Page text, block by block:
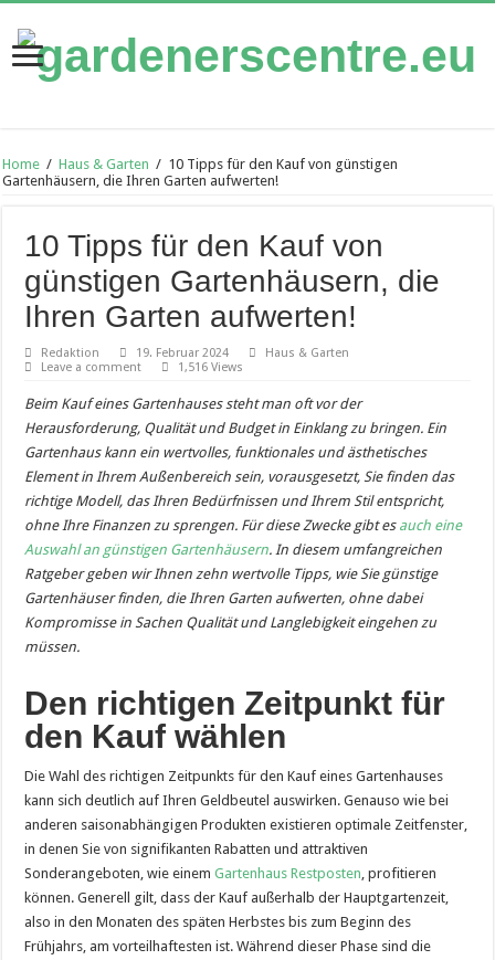
Home / Haus & Garten / 10 Tipps für den Kauf von günstigen
Gartenhäusern, die Ihren Garten aufwerten!
10 Tipps für den Kauf von
günstigen Gartenhäusern, die
Ihren Garten aufwerten!
Redaktion 19. Februar 2024
Haus & Garten
Leave a comment
1,516 Views
Beim Kauf eines Gartenhauses steht man oft vor der
Herausforderung, Qualität und Budget in Einklang zu bringen. Ein
Gartenhaus kann ein wertvolles, funktionales und ästhetisches
Element in Ihrem Außenbereich sein, vorausgesetzt, Sie finden das
richtige Modell, das Ihren Bedürfnissen und Ihrem Stil entspricht,
ohne Ihre Finanzen zu sprengen. Für diese Zwecke gibt es auch eine
Auswahl an günstigen Gartenhäusern. In diesem umfangreichen
Ratgeber geben wir Ihnen zehn wertvolle Tipps, wie Sie günstige
Gartenhäuser finden, die Ihren Garten aufwerten, ohne dabei
Kompromisse in Sachen Qualität und Langlebigkeit eingehen zu
müssen.
Den richtigen Zeitpunkt für
den Kauf wählen
Die Wahl des richtigen Zeitpunkts für den Kauf eines Gartenhauses
kann sich deutlich auf Ihren Geldbeutel auswirken. Genauso wie bei
anderen saisonabhängigen Produkten existieren optimale Zeitfenster,
in denen Sie von signifikanten Rabatten und attraktiven
Sonderangeboten, wie einemGartenhaus Restposten , profitieren
können. Generell gilt, dass der Kauf außerhalb der Hauptgartenzeit,
also in den Monaten des späten Herbstes bis zum Beginn des
Frühjahrs, am vorteilhaftesten ist. Während dieser Phase sind die